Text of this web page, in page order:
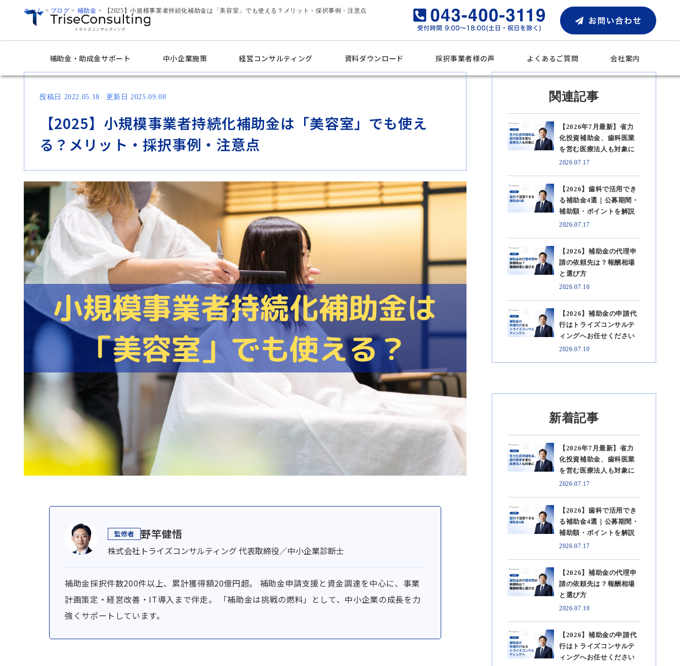
補助金・助成金サポート 中小企業施策 経営コンサルティング 資料ダウンロード 採択事業者様の声 よくあるご質問 会社案内
ホーム> ブログ > 補助金 > 【2025】小規模事業者持続化補助金は「美容室」でも使える？メリット・採択事例・注意点
投稿日 2022.05.18 更新日 2025.09.08
【2025】小規模事業者持続化補助金は「美容室」でも使え
る？メリット・採択事例・注意点
野竿健悟
株式会社トライズコンサルティング 代表取締役／中小企業診断士
補助金採択件数200件以上、累計獲得額20億円超。 補助金申請支援と資金調達を中心に、事業
計画策定・経営改善・IT導入まで伴走。 「補助金は挑戦の燃料」として、中小企業の成長を力
強くサポートしています。
関連記事
【2026年7月最新】省力
化投資補助金、歯科医業
を営む医療法人も対象に
2026.07.17
【2026】歯科で活用でき
る補助金4選｜公募期間・
補助額・ポイントを解説
2026.07.17
【2026】補助金の代理申
請の依頼先は？報酬相場
と選び方
2026.07.10
【2026】補助金の申請代
行はトライズコンサルテ
ィングへお任せください
2026.07.10
新着記事
【2026年7月最新】省力
化投資補助金、歯科医業
を営む医療法人も対象に
2026.07.17
【2026】歯科で活用でき
る補助金4選｜公募期間・
補助額・ポイントを解説
2026.07.17
【2026】補助金の代理申
請の依頼先は？報酬相場
と選び方
2026.07.10
【2026】補助金の申請代
行はトライズコンサルテ
ィングへお任せください